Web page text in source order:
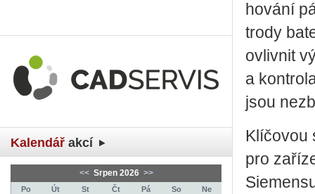
Kalendář akcí
<< Srpen 2026 >>
Po Út St Čt Pá So
Ne
ho­vá­ní
tro­dy
ovliv­nit
a
jsou
Klí­čo­vou
pro